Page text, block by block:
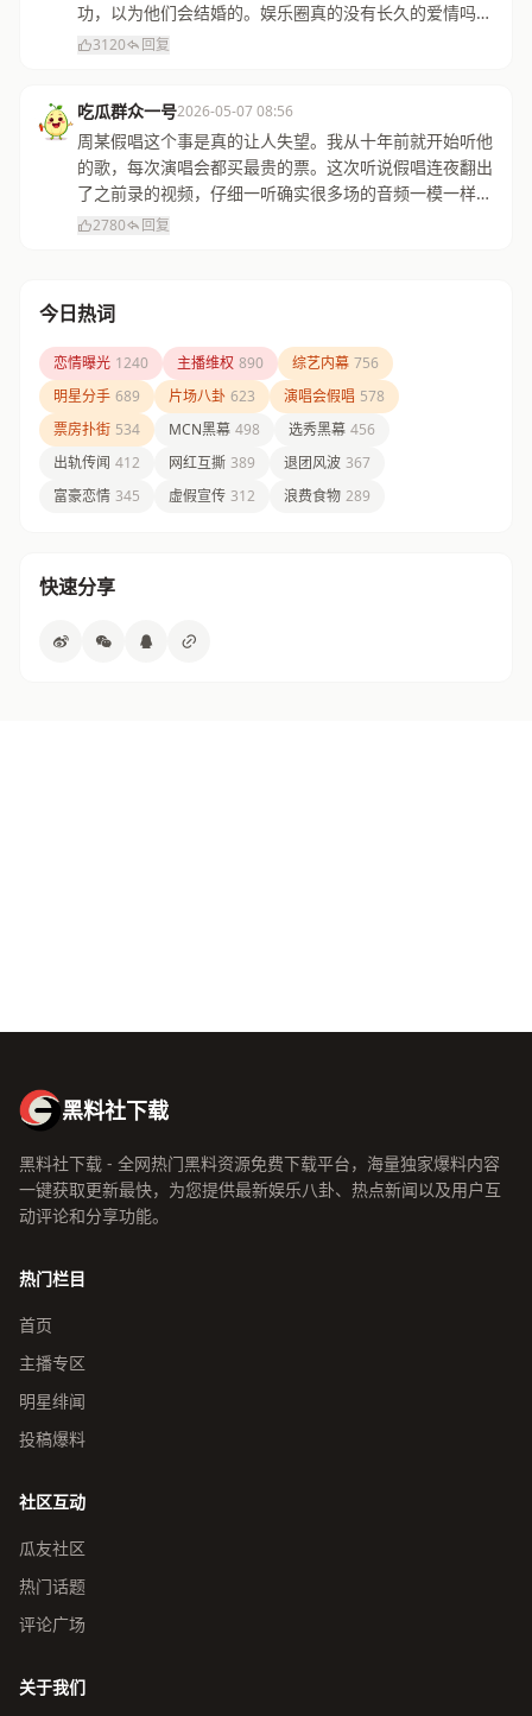
功，以为他们会结婚的。娱乐圈真的没有长久的爱情吗？
希望他们都是真心爱过，体面分开就好。
3120 回复
吃瓜群众一号2026-05-07 08:56
周某假唱这个事是真的让人失望。我从十年前就开始听他
的歌，每次演唱会都买最贵的票。这次听说假唱连夜翻出
了之前录的视频，仔细一听确实很多场的音频一模一样。
感觉自己的青春被欺骗了，以后不会再支持了。
2780 回复
今日热词
恋情曝光 1240 主播维权 890 综艺内幕 756
明星分手 689 片场八卦 623 演唱会假唱 578
票房扑街 534 MCN黑幕 498 选秀黑幕 456
出轨传闻 412 网红互撕 389 退团风波 367
富豪恋情 345 虚假宣传 312 浪费食物 289
快速分享
黑料社下载
黑料社下载 - 全网热门黑料资源免费下载平台，海量独家爆料内容
一键获取更新最快，为您提供最新娱乐八卦、热点新闻以及用户互
动评论和分享功能。
热门栏目
首页
主播专区
明星绯闻
投稿爆料
社区互动
瓜友社区
热门话题
评论广场
关于我们